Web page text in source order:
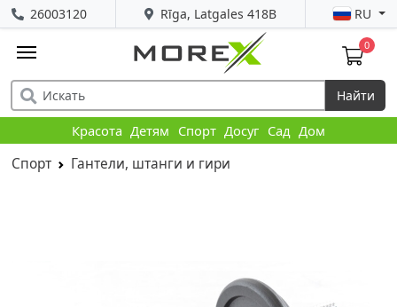
Rīga, Latgales 418B
26003120 RU
0
Найти
Красота Детям Спорт Досуг Сад Дом
Спорт Гантели, штанги и гири